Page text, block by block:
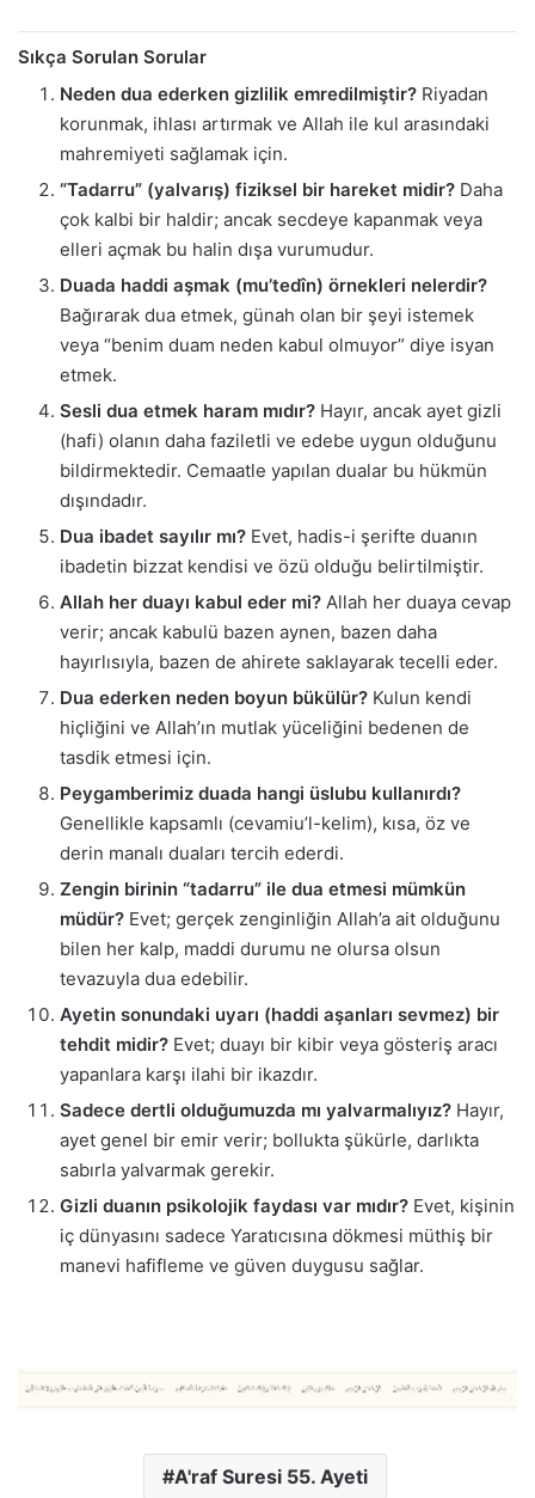
Sıkça Sorulan Sorular
Neden dua ederken gizlilik emredilmiştir? Riyadan
korunmak, ihlası artırmak ve Allah ile kul arasındaki
mahremiyeti sağlamak için.
“Tadarru” (yalvarış) fiziksel bir hareket midir? Daha
çok kalbi bir haldir; ancak secdeye kapanmak veya
elleri açmak bu halin dışa vurumudur.
Duada haddi aşmak (mu’tedîn) örnekleri nelerdir?
Bağırarak dua etmek, günah olan bir şeyi istemek
veya “benim duam neden kabul olmuyor” diye isyan
etmek.
Sesli dua etmek haram mıdır? Hayır, ancak ayet gizli
(hafi) olanın daha faziletli ve edebe uygun olduğunu
bildirmektedir. Cemaatle yapılan dualar bu hükmün
dışındadır.
Dua ibadet sayılır mı? Evet, hadis-i şerifte duanın
ibadetin bizzat kendisi ve özü olduğu belirtilmiştir.
Allah her duayı kabul eder mi? Allah her duaya cevap
verir; ancak kabulü bazen aynen, bazen daha
hayırlısıyla, bazen de ahirete saklayarak tecelli eder.
Dua ederken neden boyun bükülür? Kulun kendi
hiçliğini ve Allah’ın mutlak yüceliğini bedenen de
tasdik etmesi için.
Peygamberimiz duada hangi üslubu kullanırdı?
Genellikle kapsamlı (cevamiu’l-kelim), kısa, öz ve
derin manalı duaları tercih ederdi.
Zengin birinin “tadarru” ile dua etmesi mümkün
müdür? Evet; gerçek zenginliğin Allah’a ait olduğunu
bilen her kalp, maddi durumu ne olursa olsun
tevazuyla dua edebilir.
Ayetin sonundaki uyarı (haddi aşanları sevmez) bir
tehdit midir? Evet; duayı bir kibir veya gösteriş aracı
yapanlara karşı ilahi bir ikazdır.
Sadece dertli olduğumuzda mı yalvarmalıyız? Hayır,
ayet genel bir emir verir; bollukta şükürle, darlıkta
sabırla yalvarmak gerekir.
Gizli duanın psikolojik faydası var mıdır? Evet, kişinin
iç dünyasını sadece Yaratıcısına dökmesi müthiş bir
manevi hafifleme ve güven duygusu sağlar.
A'raf Suresi 55. Ayeti